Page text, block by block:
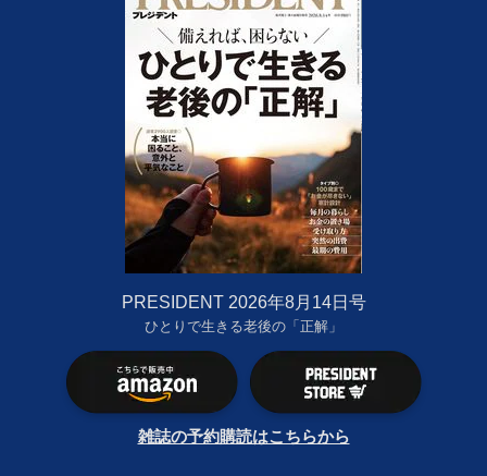
PRESIDENT 2026年8月14日号
ひとりで生きる老後の「正解」
雑誌の予約購読はこちらから